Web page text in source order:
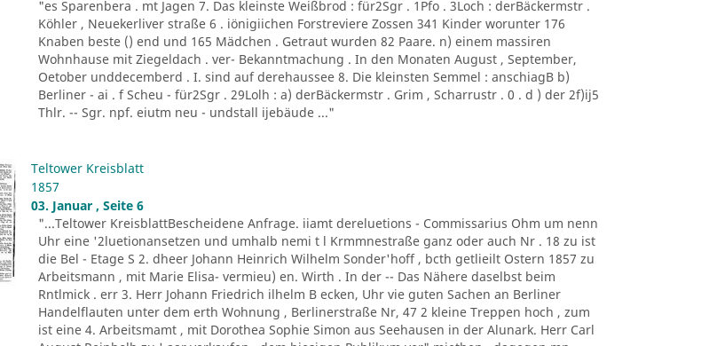
"es Sparenbera . mt Jagen 7. Das kleinste Weißbrod : für2Sgr . 1Pfo . 3Loch : derBäckermstr .
Köhler , Neuekerliver straße 6 . iönigiichen Forstreviere Zossen 341 Kinder worunter 176
Knaben beste () end und 165 Mädchen . Getraut wurden 82 Paare. n) einem massiren
Wohnhause mit Ziegeldach . ver- Bekanntmachung . In den Monaten August , September,
Oetober unddecemberd . I. sind auf derehaussee 8. Die kleinsten Semmel : anschiagB b)
Berliner - ai . f Scheu - für2Sgr . 29Lolh : a) derBäckermstr . Grim , Scharrustr . 0 . d ) der 2f)ij5
Thlr. -- Sgr. npf. eiutm neu - undstall ijebäude ..."
Teltower Kreisblatt
1857
03. Januar , Seite 6
"...Teltower KreisblattBescheidene Anfrage. iiamt dereluetions - Commissarius Ohm um nenn
Uhr eine '2luetionansetzen und umhalb nemi t l Krmmnestraße ganz oder auch Nr . 18 zu ist
die Bel - Etage S 2. dheer Johann Heinrich Wilhelm Sonder'hoff , bcth getlieilt Ostern 1857 zu
Arbeitsmann , mit Marie Elisa- vermieu) en. Wirth . In der -- Das Nähere daselbst beim
Rntlmick . err 3. Herr Johann Friedrich ilhelm B ecken, Uhr vie guten Sachen an Berliner
Handelflauten unter dem erth Wohnung , Berlinerstraße Nr, 47 2 kleine Treppen hoch , zum
ist eine 4. Arbeitsmamt , mit Dorothea Sophie Simon aus Seehausen in der Alunark. Herr Carl